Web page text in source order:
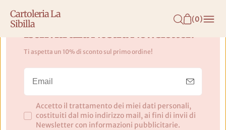
Cartoleria La
Sibilla
(0)
Spedizioni
Iscriviti alla Nostra Newsletter!
Ti aspetta un 10% di sconto sul primo ordine!
Accetto il trattamento dei miei dati personali,
costituiti dal mio indirizzo mail, ai fini di invii di
Newsletter con informazioni pubblicitarie.